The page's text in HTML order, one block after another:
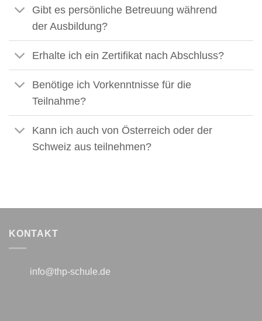
Gibt es persönliche Betreuung während
der Ausbildung?
Erhalte ich ein Zertifikat nach Abschluss?
Benötige ich Vorkenntnisse für die
Teilnahme?
Kann ich auch von Österreich oder der
Schweiz aus teilnehmen?
KONTAKT
info@thp-schule.de